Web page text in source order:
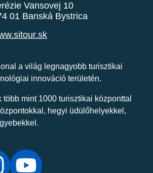
Vansovej 10
01 Banská Bystrica
a világ legnagyobb turisztikai
innováció területén.
több mint 1000 turisztikai központtal
hegyi üdülőhelyekkel,